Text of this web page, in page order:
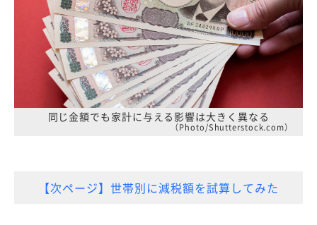
同じ金額でも家計に与える影響は大きく異なる
（Photo/Shutterstock.com）
【次ページ】世帯別に減税額を試算してみた